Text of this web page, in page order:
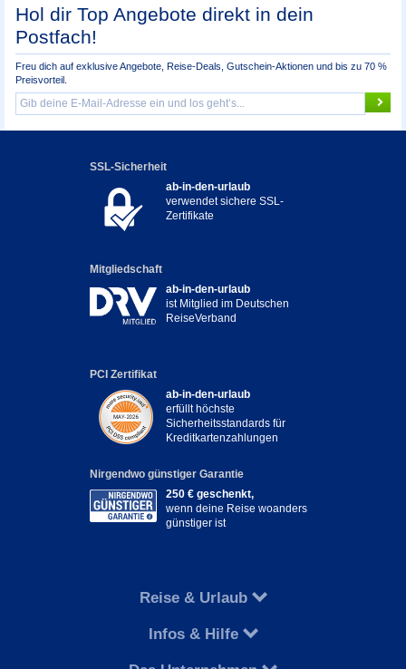
Hol dir Top Angebote direkt in dein
Postfach!
Freu dich auf exklusive Angebote, Reise-Deals, Gutschein-Aktionen und bis zu 70 %
Preisvorteil.
SSL-Sicherheit
ab-in-den-urlaub
verwendet sichere SSL-
Zertifikate
Mitgliedschaft
ab-in-den-urlaub
ist Mitglied im Deutschen
ReiseVerband
PCI Zertifikat
ab-in-den-urlaub
erfüllt höchste
Sicherheitsstandards für
Kreditkartenzahlungen
Nirgendwo günstiger Garantie
250 € geschenkt,
wenn deine Reise woanders
günstiger ist
Reise & Urlaub
Infos & Hilfe